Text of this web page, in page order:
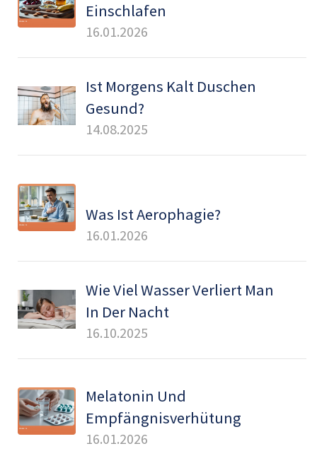
Einschlafen
16.01.2026
Ist Morgens Kalt Duschen
Gesund?
14.08.2025
Was Ist Aerophagie?
16.01.2026
Wie Viel Wasser Verliert Man
In Der Nacht
16.10.2025
Melatonin Und
Empfängnisverhütung
16.01.2026